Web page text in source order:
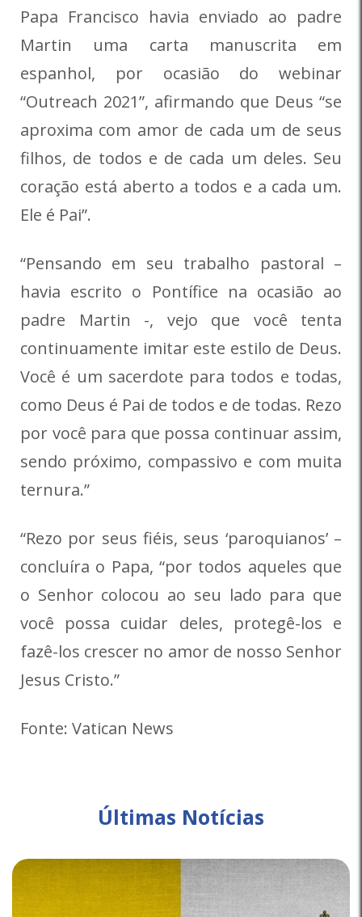
Papa Francisco havia enviado ao padre
Martin uma carta manuscrita em
espanhol, por ocasião do webinar
“Outreach 2021”, afirmando que Deus “se
aproxima com amor de cada um de seus
filhos, de todos e de cada um deles. Seu
coração está aberto a todos e a cada um.
Ele é Pai”.
“Pensando em seu trabalho pastoral –
havia escrito o Pontífice na ocasião ao
padre Martin -, vejo que você tenta
continuamente imitar este estilo de Deus.
Você é um sacerdote para todos e todas,
como Deus é Pai de todos e de todas. Rezo
por você para que possa continuar assim,
sendo próximo, compassivo e com muita
ternura.”
“Rezo por seus fiéis, seus ‘paroquianos’ –
concluíra o Papa, “por todos aqueles que
o Senhor colocou ao seu lado para que
você possa cuidar deles, protegê-los e
fazê-los crescer no amor de nosso Senhor
Jesus Cristo.”
Fonte: Vatican News
Últimas Notícias